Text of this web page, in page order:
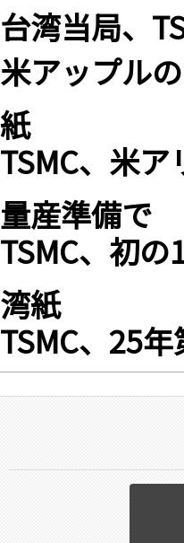
台湾当局、
米アップル
紙
TSMC、米
量産準備で
TSMC、初
湾紙
TSMC、25